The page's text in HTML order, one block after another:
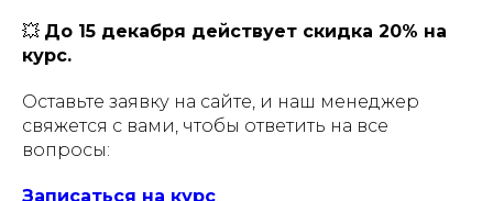
💥 До 15 декабря действует скидка 20% на
курс.
Оставьте заявку на сайте, и наш менеджер
свяжется с вами, чтобы ответить на все
вопросы:
Записаться на курс